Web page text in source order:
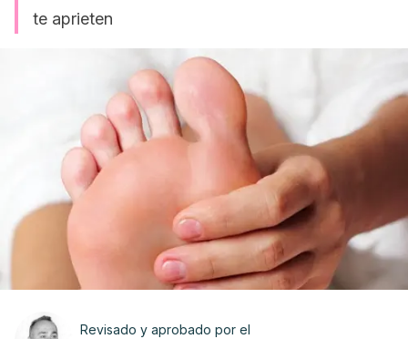
te aprieten
Revisado y aprobado por el